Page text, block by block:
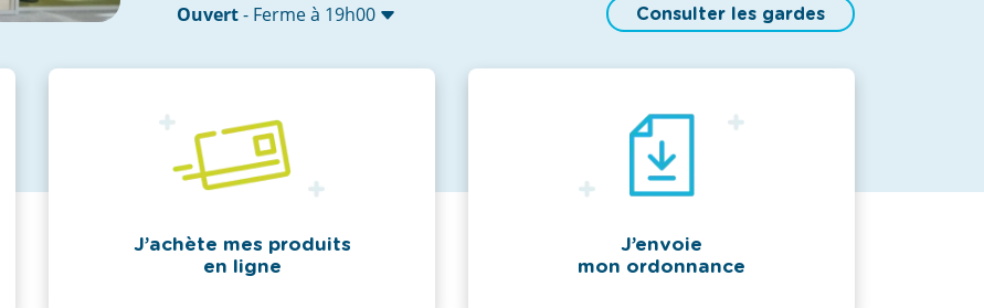
Ouvert- Ferme à 19h00 Consulter les gardes
J’achète mes produits
en ligne
J’envoie
mon ordonnance